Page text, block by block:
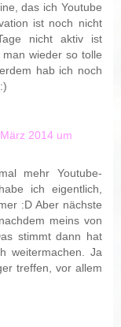
das ich Youtube
ist noch nicht
nicht aktiv ist
wieder so tolle
hab ich noch
2014 um
mehr Youtube-
ich eigentlich,
:D Aber nächste
meins von
stimmt dann hat
weitermachen. Ja
treffen, vor allem